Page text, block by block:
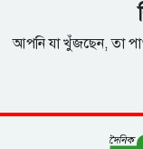
আপনি যা খুঁজছেন, তা